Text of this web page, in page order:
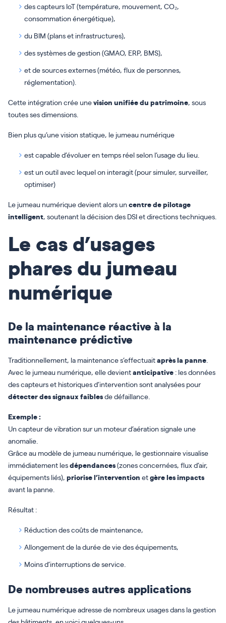
des capteurs IoT (température, mouvement, CO₂,
consommation énergétique),
du BIM (plans et infrastructures),
des systèmes de gestion (GMAO, ERP, BMS),
et de sources externes (météo, flux de personnes,
réglementation).
Cette intégration crée unevision unifiée du patrimoine, sous
toutes ses dimensions.
Bien plus qu’une vision statique, le jumeau numérique
est capable d’évoluer en temps réel selon l’usage du lieu.
est un outil avec lequel on interagit (pour simuler, surveiller,
optimiser)
Le jumeau numérique devient alors un centre de pilotage
intelligent, soutenant la décision des DSI et directions techniques.
Le cas d’usages
phares du jumeau
numérique
De la maintenance réactive à la
maintenance prédictive
Traditionnellement, la maintenance s’effectuaitaprès la panne
Avec le jumeau numérique, elle devientanticipative : les données
des capteurs et historiques d’intervention sont analysées pour
détecter des signaux faiblesde défaillance.
Exemple :
Un capteur de vibration sur un moteur d’aération signale une
anomalie.
Grâce au modèle de jumeau numérique, le gestionnaire visualise
immédiatement lesdépendances(zones concernées, flux d’air,
équipements liés), priorise l’intervention etgère les impacts
avant la panne.
Résultat :
Réduction des coûts de maintenance,
Allongement de la durée de vie des équipements,
Moins d’interruptions de service.
De nombreuses autres applications
Le jumeau numérique adresse de nombreux usages dans la gestion